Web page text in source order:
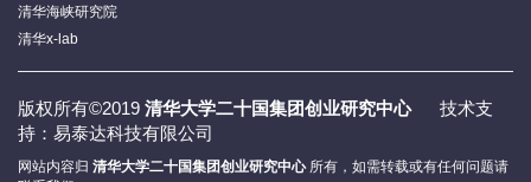
清华海峡研究院
清华x-lab
版权所有©2019 清华大学二十国集团创业研究中心技术支
持：易泰达科技有限公司
网站内容归 清华大学二十国集团创业研究中心所有，如需转载或有任何问题请